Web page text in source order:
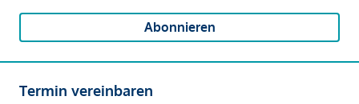
Abonnieren
Termin vereinbaren